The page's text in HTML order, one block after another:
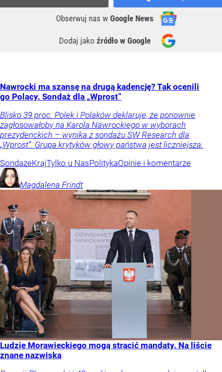
Obserwuj nas w Google News
Dodaj jako źródło w Google
Nawrocki ma szansę na drugą kadencję? Tak ocenili
go Polacy. Sondaż dla „Wprost”
Blisko 39 proc. Polek i Polaków deklaruje, że ponownie
zagłosowałoby na Karola Nawrockiego w wyborach
prezydenckich – wynika z sondażu SW Research dla
„Wprost”. Grupa krytyków głowy państwa jest liczniejsza.
SondażeKrajTylko u NasPolitykaOpinie i komentarze
Magdalena Frindt
Ludzie Morawieckiego mogą stracić mandaty. Na liście
znane nazwiska